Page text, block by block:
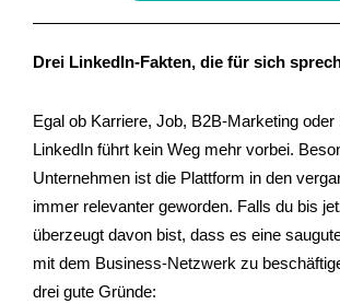
Drei LinkedIn-Fakten, die für sich
Egal ob Karriere, Job, B2B-Marketing oder
LinkedIn führt kein Weg mehr vorbei.
Unternehmen ist die Plattform in den
immer relevanter geworden. Falls du bis
überzeugt davon bist, dass es eine
mit dem Business-Netzwerk zu
drei gute Gründe: